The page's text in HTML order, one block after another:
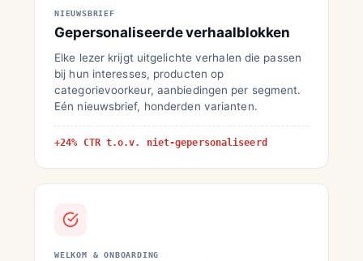
NIEUWSBRIEF
Gepersonaliseerde verhaalblokken
Elke lezer krijgt uitgelichte verhalen die passen
bij hun interesses, producten op
categorievoorkeur, aanbiedingen per segment.
Eén nieuwsbrief, honderden varianten.
+24% CTR t.o.v. niet-gepersonaliseerd
WELKOM & ONBOARDING